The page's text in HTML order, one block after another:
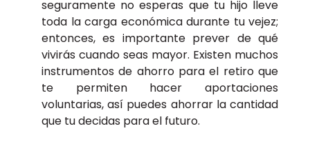
seguramente no esperas que tu hijo lleve
toda la carga económica durante tu vejez;
entonces, es importante prever de qué
vivirás cuando seas mayor. Existen muchos
instrumentos de ahorro para el retiro que
te permiten hacer aportaciones
voluntarias, así puedes ahorrar la cantidad
que tu decidas para el futuro.